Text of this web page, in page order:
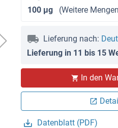
100 μg
(Weitere
Lieferung nach:
Lieferung in 11 bis 15
In den
Datenblatt (PDF)